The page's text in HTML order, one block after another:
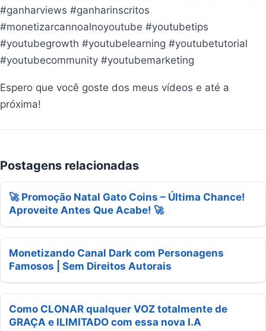
#ganharviews #ganharinscritos
#monetizarcannoalnoyoutube #youtubetips
#youtubegrowth #youtubelearning #youtubetutorial
#youtubecommunity #youtubemarketing
Espero que você goste dos meus vídeos e até a
próxima!
Postagens relacionadas
🚀 Promoção Natal Gato Coins – Última Chance!
Aproveite Antes Que Acabe! 🚀
Monetizando Canal Dark com Personagens
Famosos | Sem Direitos Autorais
Como CLONAR qualquer VOZ totalmente de
GRAÇA e ILIMITADO com essa nova I.A